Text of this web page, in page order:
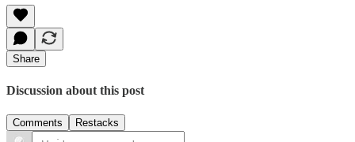
Share
Discussion about this post
Comments Restacks